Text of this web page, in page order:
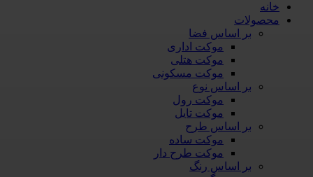
خانه
محصولات
بر اساس فضا
موکت اداری
موکت هتلی
موکت مسکونی
بر اساس نوع
موکت رول
موکت تایل
بر اساس طرح
موکت ساده
موکت طرح دار
بر اساس رنگ